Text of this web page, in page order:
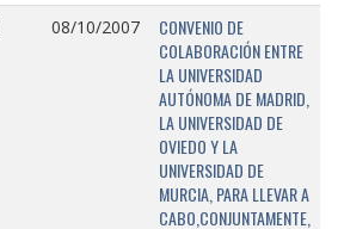
08/10/2007
CONVENIO DE
COLABORACIÓN ENTRE
LA UNIVERSIDAD
AUTÓNOMA DE MADRID,
LA UNIVERSIDAD DE
OVIEDO Y LA
UNIVERSIDAD DE
MURCIA, PARA LLEVAR A
CABO,CONJUNTAMENTE,